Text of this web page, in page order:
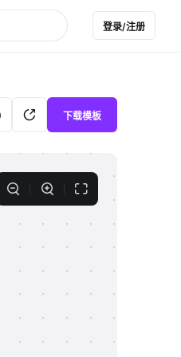
登录/注册
下载模板